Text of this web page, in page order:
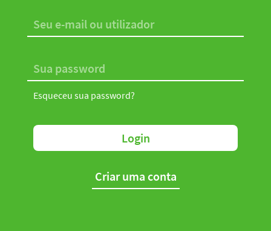
Esqueceu sua password?
Login
Criar uma conta